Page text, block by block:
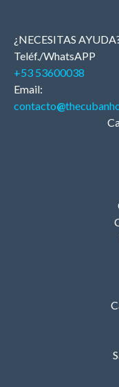
¿NECESITAS
Teléf./WhatsAPP
+53 53600038
Email:
contacto@